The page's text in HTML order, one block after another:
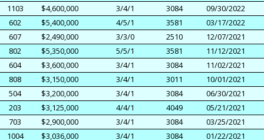
1103
$4,600,000 3/4/1 3084
09/30/2022
602
$5,400,000 4/5/1 3581
03/17/2022
607
$2,490,000 3/3/0 2510
12/07/2021
802
$5,350,000 5/5/1 3581
11/12/2021
604
$3,600,000 3/4/1 3084
11/02/2021
808
$3,150,000 3/4/1 3011
10/01/2021
504
$3,200,000 3/4/1 3084
06/30/2021
203
$3,125,000 4/4/1 4049
05/21/2021
703
$2,900,000 3/4/1 3084
03/25/2021
1004
$3,036,000 3/4/1 3084
01/22/2021